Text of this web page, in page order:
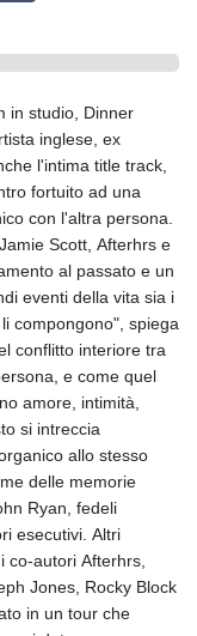
in studio, Dinner
inglese, ex
l'intima title track,
fortuito ad una
con l'altra persona.
Scott, Afterhrs e
al passato e un
eventi della vita sia i
compongono", spiega
conflitto interiore tra
e come quel
amore, intimità,
si intreccia
allo stesso
delle memorie
Ryan, fedeli
esecutivi. Altri
co-autori Afterhrs,
Jones, Rocky Block
in un tour che